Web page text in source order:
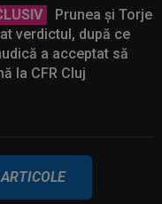
Prunea și Torje
verdictul, după ce
a acceptat să
la CFR Cluj